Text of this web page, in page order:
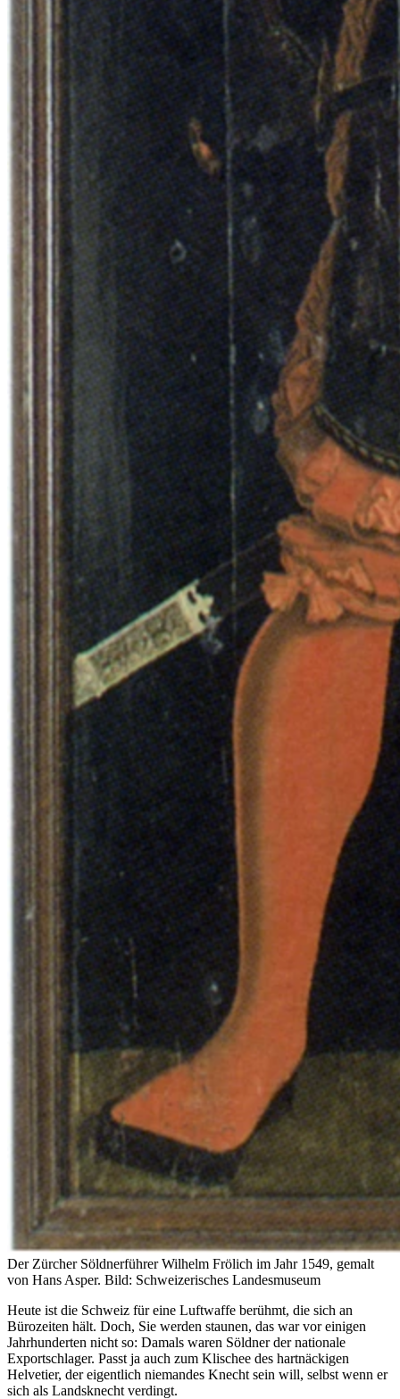
Der Zürcher Söldnerführer Wilhelm Frölich im Jahr 1549, gemalt
von Hans Asper. Bild: Schweizerisches Landesmuseum
Heute ist die Schweiz für eine Luftwaffe berühmt, die sich an
Bürozeiten hält. Doch, Sie werden staunen, das war vor einigen
Jahrhunderten nicht so: Damals waren Söldner der nationale
Exportschlager. Passt ja auch zum Klischee des hartnäckigen
Helvetier, der eigentlich niemandes Knecht sein will, selbst wenn er
sich als Landsknecht verdingt.